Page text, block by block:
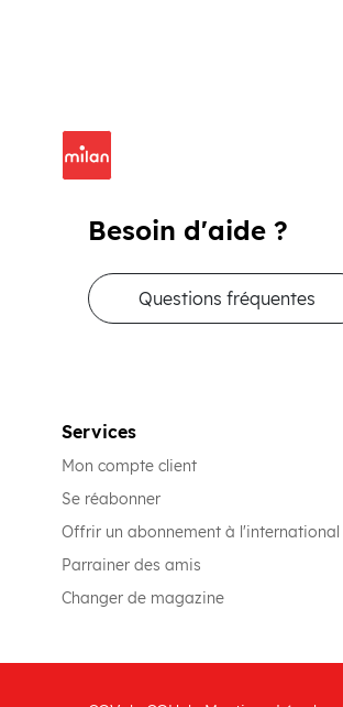
Besoin d'aide ?
Questions fréquentes
Services
Mon compte client
Se réabonner
Offrir un abonnement à l'international
Parrainer des amis
Changer de magazine